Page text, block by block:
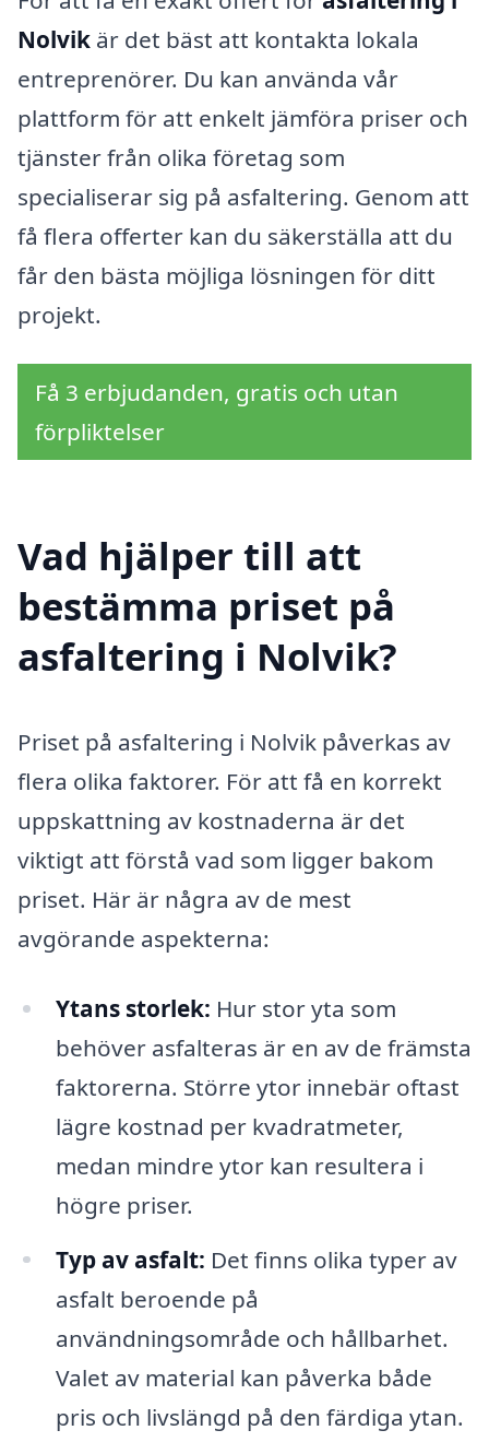
Nolvik är det bäst att kontakta lokala
entreprenörer. Du kan använda vår
plattform för att enkelt jämföra priser och
tjänster från olika företag som
specialiserar sig på asfaltering. Genom att
få flera offerter kan du säkerställa att du
får den bästa möjliga lösningen för ditt
projekt.
Få 3 erbjudanden, gratis och utan
förpliktelser
Vad hjälper till att
bestämma priset på
asfaltering i Nolvik?
Priset på asfaltering i Nolvik påverkas av
flera olika faktorer. För att få en korrekt
uppskattning av kostnaderna är det
viktigt att förstå vad som ligger bakom
priset. Här är några av de mest
avgörande aspekterna:
Ytans storlek: Hur stor yta som
behöver asfalteras är en av de främsta
faktorerna. Större ytor innebär oftast
lägre kostnad per kvadratmeter,
medan mindre ytor kan resultera i
högre priser.
Typ av asfalt: Det finns olika typer av
asfalt beroende på
användningsområde och hållbarhet.
Valet av material kan påverka både
pris och livslängd på den färdiga ytan.